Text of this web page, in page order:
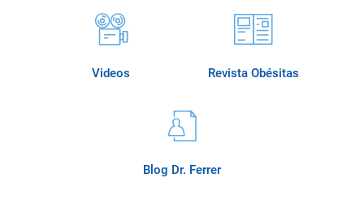
Videos Revista Obésitas
Blog Dr. Ferrer